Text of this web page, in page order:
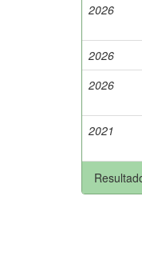
2026
2026
2026
2021